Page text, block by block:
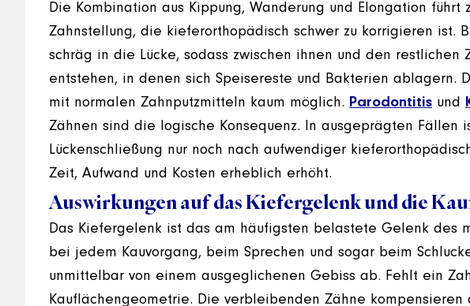
Die Kombination aus Kippung, Wanderung und Elongation führt
Zahnstellung, die kieferorthopädisch schwer zu korrigieren ist.
schräg in die Lücke, sodass zwischen ihnen und den restlichen
entstehen, in denen sich Speisereste und Bakterien ablagern.
mit normalen Zahnputzmitteln kaum möglich. Parodontitis und
Zähnen sind die logische Konsequenz. In ausgeprägten Fällen
Lückenschließung nur noch nach aufwendiger
Zeit, Aufwand und Kosten erheblich erhöht.
Auswirkungen auf das Kiefergelenk und die
Das Kiefergelenk ist das am häufigsten belastete Gelenk des
bei jedem Kauvorgang, beim Sprechen und sogar beim
unmittelbar von einem ausgeglichenen Gebiss ab. Fehlt ein
Kauflächengeometrie. Die verbleibenden Zähne